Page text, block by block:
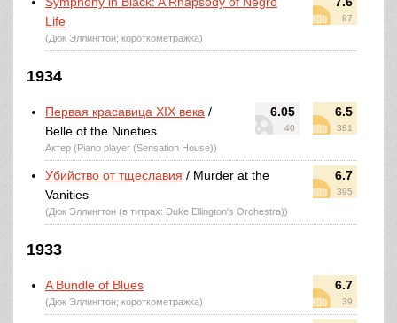
87
Life
(Дюк Эллингтон; короткометражка)
1934
6.05
40
6.5
381
Первая красавица XIX века /
Belle of the Nineties
Актер (Piano player (Sensation House))
6.7
395
Убийство от тщеславия / Murder at the
Vanities
(Дюк Эллингтон (в титрах: Duke Ellington's Orchestra))
1933
6.7
39
A Bundle of Blues
(Дюк Эллингтон; короткометражка)